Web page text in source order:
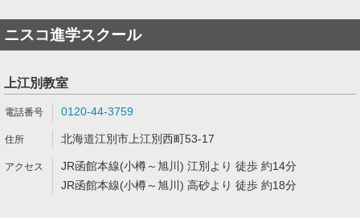
ニスコ進学スクール
上江別教室
0120-44-3759
北海道江別市上江別西町53-17
JR函館本線(小樽～旭川) 江別より 徒歩 約14分
JR函館本線(小樽～旭川) 高砂より 徒歩 約18分